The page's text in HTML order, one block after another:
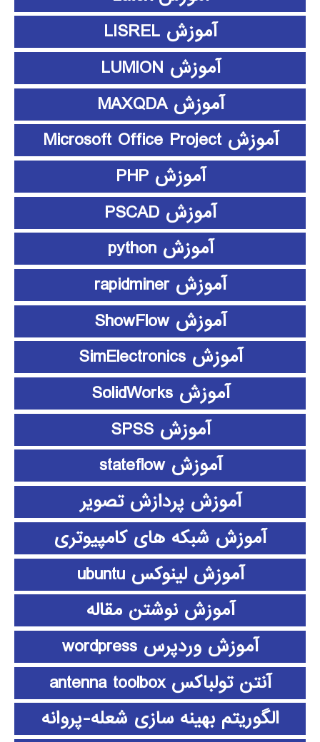
آموزش LISREL
آموزش LUMION
آموزش MAXQDA
آموزش Microsoft Office Project
آموزش PHP
آموزش PSCAD
آموزش python
آموزش rapidminer
آموزش ShowFlow
آموزش SimElectronics
آموزش SolidWorks
آموزش SPSS
آموزش stateflow
آموزش پردازش تصویر
آموزش شبکه های کامپیوتری
آموزش لینوکس ubuntu
آموزش نوشتن مقاله
آموزش وردپرس wordpress
آنتن تولباکس antenna toolbox
الگوریتم بهینه سازی شعله-پروانه